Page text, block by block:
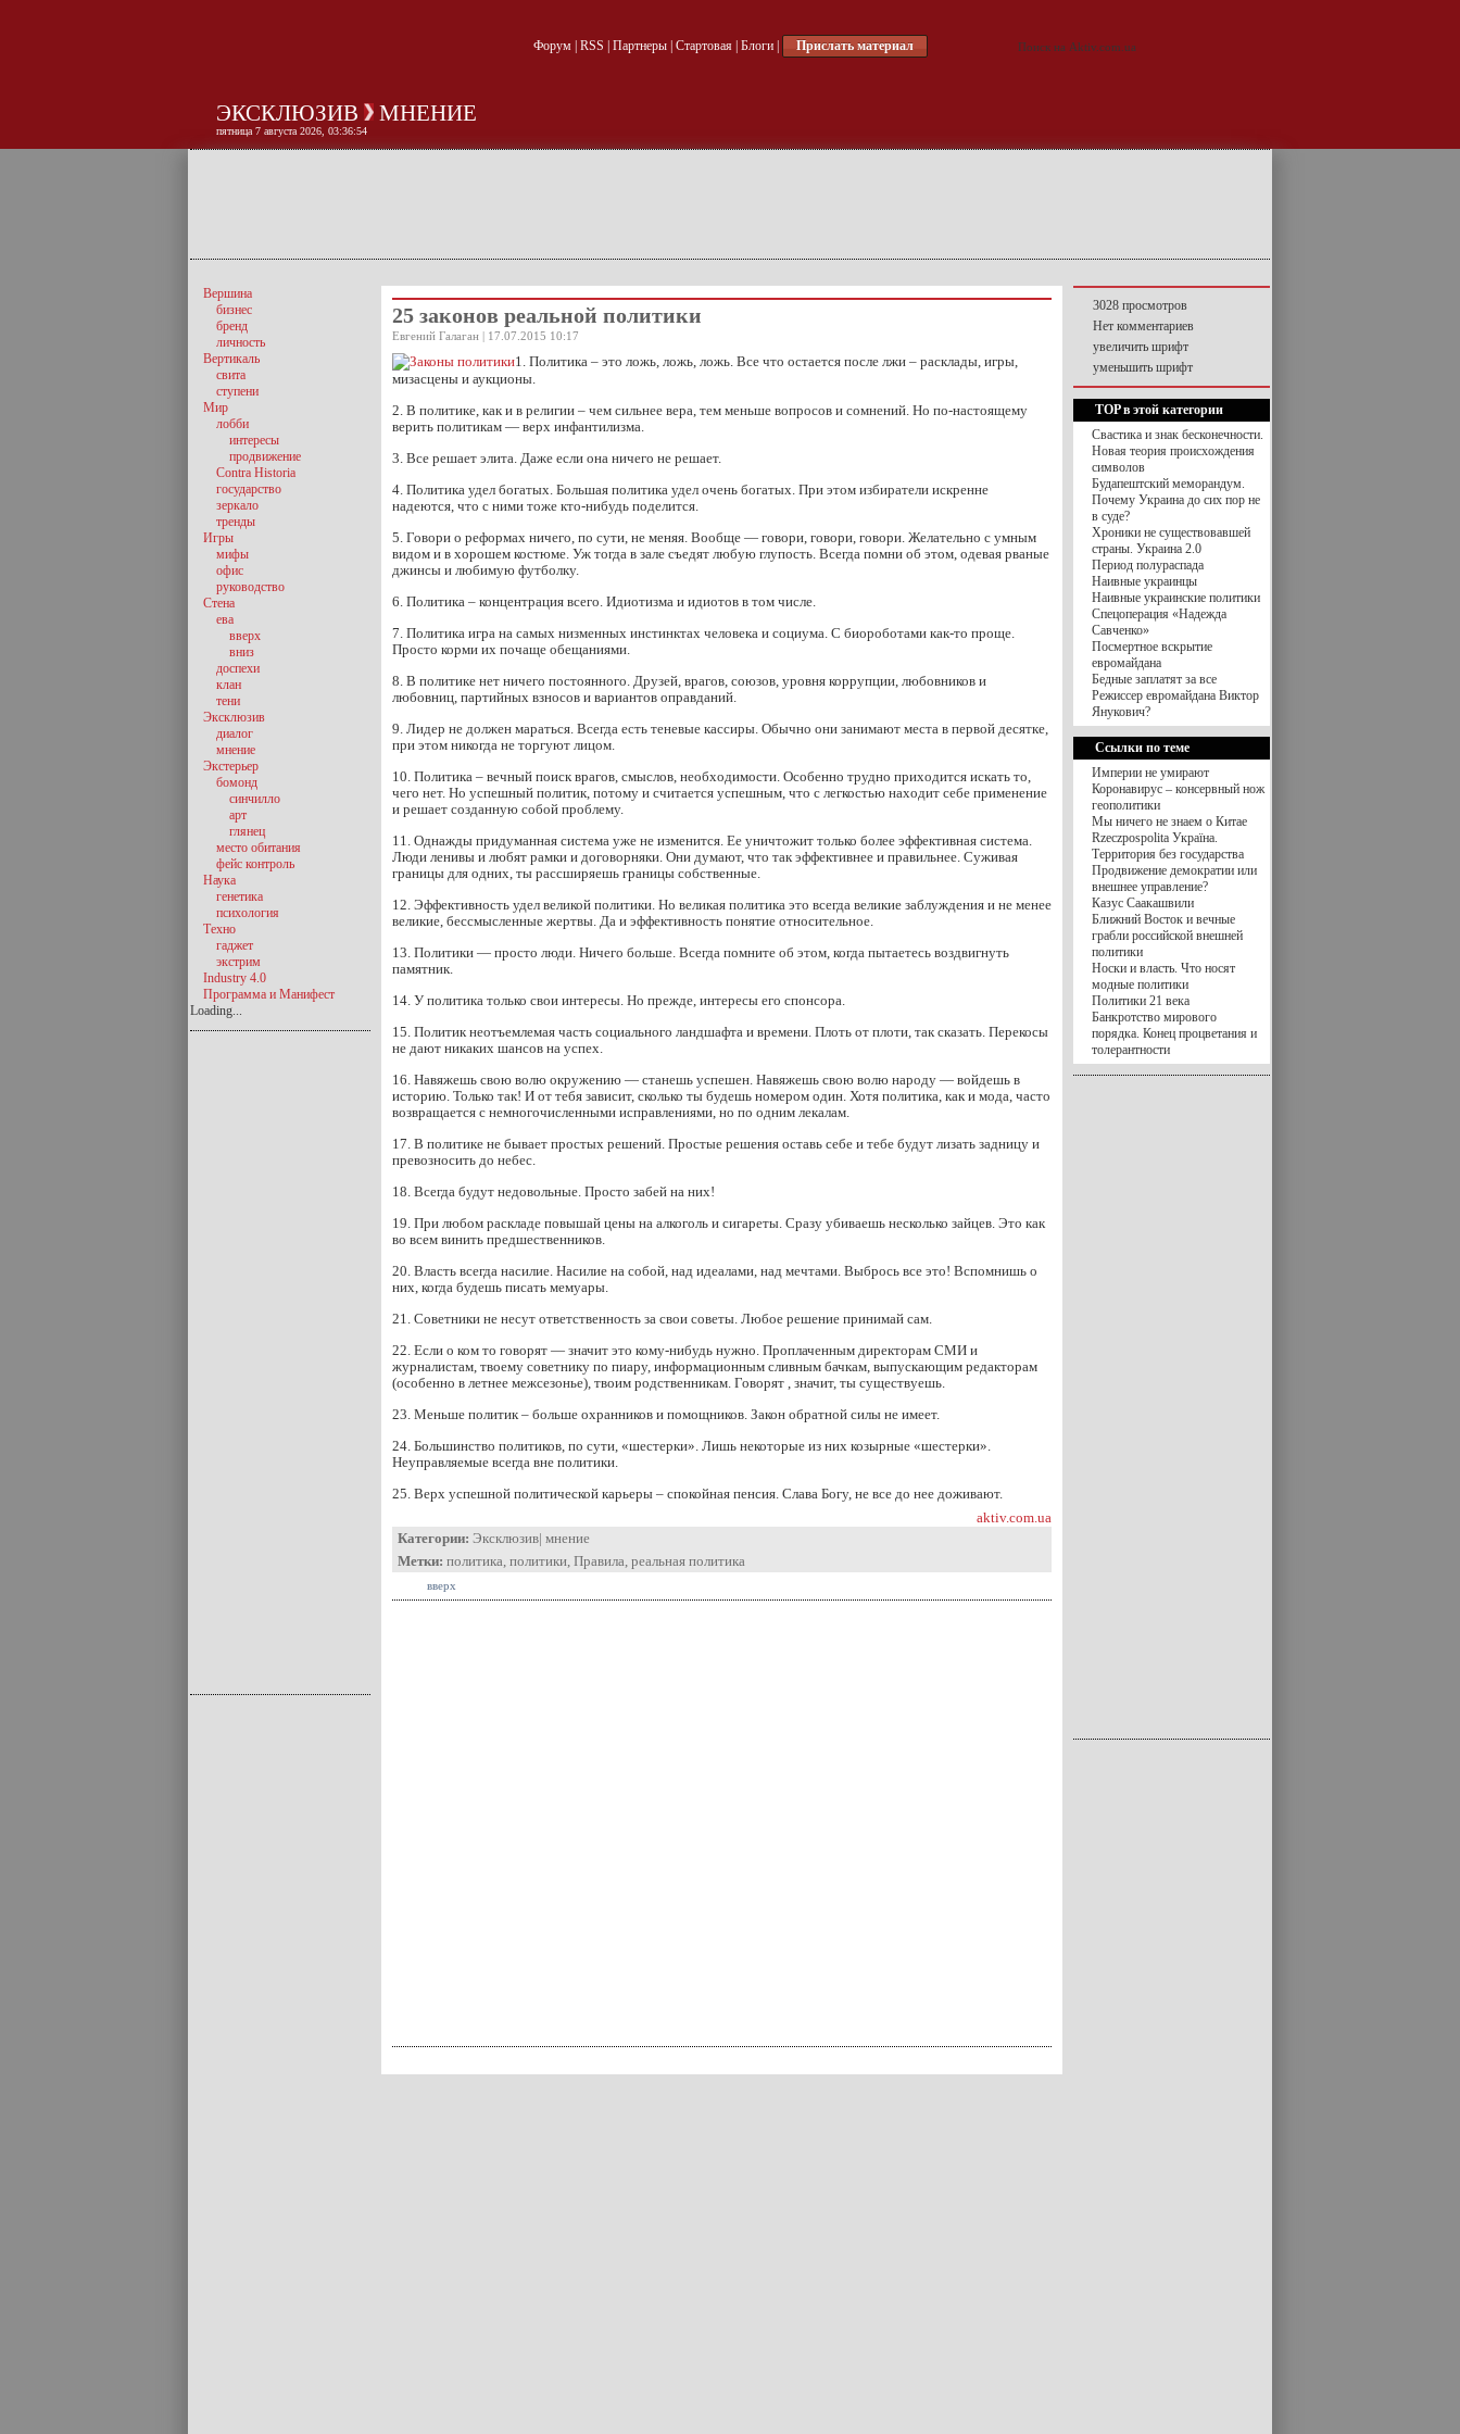
Форум| RSS Партнеры| Стартовая| Блоги| Прислать материал
ЭКСКЛЮЗИВ МНЕНИЕ
пятница 7 августа 2026, 03:36:55
25 законов реальной политики
Евгений Галаган | 17.07.2015 10:17
1. Политика – это ложь, ложь, ложь. Все что остается после лжи – расклады, игры,
мизасцены и аукционы.
2. В политике, как и в религии – чем сильнее вера, тем меньше вопросов и сомнений. Но по-настоящему
верить политикам — верх инфантилизма.
3. Все решает элита. Даже если она ничего не решает.
4. Политика удел богатых. Большая политика удел очень богатых. При этом избиратели искренне
надеются, что с ними тоже кто-нибудь поделится.
5. Говори о реформах ничего, по сути, не меняя. Вообще — говори, говори, говори. Желательно с умным
видом и в хорошем костюме. Уж тогда в зале съедят любую глупость. Всегда помни об этом, одевая рваные
джинсы и любимую футболку.
6. Политика – концентрация всего. Идиотизма и идиотов в том числе.
7. Политика игра на самых низменных инстинктах человека и социума. С биороботами как-то проще.
Просто корми их почаще обещаниями.
8. В политике нет ничего постоянного. Друзей, врагов, союзов, уровня коррупции, любовников и
любовниц, партийных взносов и вариантов оправданий.
9. Лидер не должен мараться. Всегда есть теневые кассиры. Обычно они занимают места в первой десятке,
при этом никогда не торгуют лицом.
10. Политика – вечный поиск врагов, смыслов, необходимости. Особенно трудно приходится искать то,
чего нет. Но успешный политик, потому и считается успешным, что с легкостью находит себе применение
и решает созданную собой проблему.
11. Однажды придуманная система уже не изменится. Ее уничтожит только более эффективная система.
Люди ленивы и любят рамки и договорняки. Они думают, что так эффективнее и правильнее. Суживая
границы для одних, ты рассширяешь границы собственные.
12. Эффективность удел великой политики. Но великая политика это всегда великие заблуждения и не менее
великие, бессмысленные жертвы. Да и эффективность понятие относительное.
13. Политики — просто люди. Ничего больше. Всегда помните об этом, когда пытаетесь воздвигнуть
памятник.
14. У политика только свои интересы. Но прежде, интересы его спонсора.
15. Политик неотъемлемая часть социального ландшафта и времени. Плоть от плоти, так сказать. Перекосы
не дают никаких шансов на успех.
16. Навяжешь свою волю окружению — станешь успешен. Навяжешь свою волю народу — войдешь в
историю. Только так! И от тебя зависит, сколько ты будешь номером один. Хотя политика, как и мода, часто
возвращается с немногочисленными исправлениями, но по одним лекалам.
17. В политике не бывает простых решений. Простые решения оставь себе и тебе будут лизать задницу и
превозносить до небес.
18. Всегда будут недовольные. Просто забей на них!
19. При любом раскладе повышай цены на алкоголь и сигареты. Сразу убиваешь несколько зайцев. Это как
во всем винить предшественников.
20. Власть всегда насилие. Насилие на собой, над идеалами, над мечтами. Выбрось все это! Вспомнишь о
них, когда будешь писать мемуары.
21. Советники не несут ответственность за свои советы. Любое решение принимай сам.
22. Если о ком то говорят — значит это кому-нибудь нужно. Проплаченным директорам СМИ и
журналистам, твоему советнику по пиару, информационным сливным бачкам, выпускающим редакторам
(особенно в летнее межсезонье), твоим родственникам. Говорят , значит, ты существуешь.
23. Меньше политик – больше охранников и помощников. Закон обратной силы не имеет.
24. Большинство политиков, по сути, «шестерки». Лишь некоторые из них козырные «шестерки».
Неуправляемые всегда вне политики.
25. Верх успешной политической карьеры – спокойная пенсия. Слава Богу, не все до нее доживают.
aktiv.com.ua
Категории: Эксклюзив| мнение
Метки: политика, политики, Правила, реальная политика
вверх
Вершина
бизнес
бренд
личность
Вертикаль
свита
ступени
Мир
лобби
интересы
продвижение
Contra Historia
государство
зеркало
тренды
Игры
мифы
офис
руководство
Стена
ева
вверх
вниз
доспехи
клан
тени
Эксклюзив
диалог
мнение
Экстерьер
бомонд
синчилло
арт
глянец
место обитания
фейс контроль
Наука
генетика
психология
Техно
гаджет
экстрим
Industry 4.0
Программа и Манифест
Loading...
3028 просмотров
Нет комментариев
увеличить шрифт
уменьшить шрифт
TOP в этой категории
Свастика и знак бесконечности.
Новая теория происхождения
символов
Будапештский меморандум.
Почему Украина до сих пор не
в суде?
Хроники не существовавшей
страны. Украина 2.0
Период полураспада
Наивные украинцы
Наивные украинские политики
Спецоперация «Надежда
Савченко»
Посмертное вскрытие
евромайдана
Бедные заплатят за все
Режиссер евромайдана Виктор
Янукович?
Ссылки по теме
Империи не умирают
Коронавирус – консервный нож
геополитики
Мы ничего не знаем о Китае
Rzeczpospolita Україна.
Территория без государства
Продвижение демократии или
внешнее управление?
Казус Саакашвили
Ближний Восток и вечные
грабли российской внешней
политики
Носки и власть. Что носят
модные политики
Политики 21 века
Банкротство мирового
порядка. Конец процветания и
толерантности